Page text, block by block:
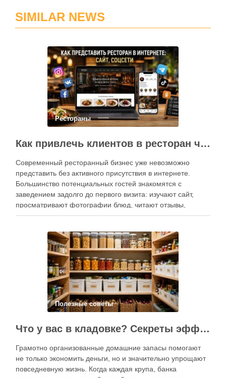
SIMILAR NEWS
Рестораны
Как привлечь клиентов в ресторан через интернет: каким должен быть сайт и как эффективно использовать социальные сети
Современный ресторанный бизнес уже невозможно
представить без активного присутствия в интернете.
Большинство потенциальных гостей знакомятся с
заведением задолго до первого визита: изучают сайт,
просматривают фотографии блюд, читают отзывы,
оценивают интерьер, сравнивают цены и даже смотрят
продвижение становится одним из ключевых
инструментов увеличения посещаемости, повышения …
Полезные советы
Что у вас в кладовке? Секреты эффективного планирования запасов
Грамотно организованные домашние запасы помогают
не только экономить деньги, но и значительно упрощают
повседневную жизнь. Когда каждая крупа, банка